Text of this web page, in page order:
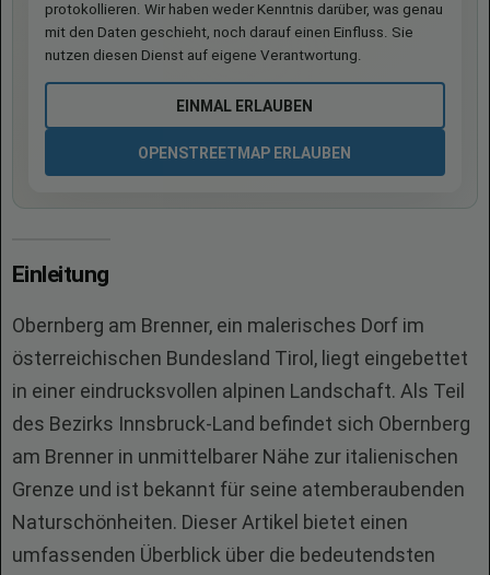
protokollieren. Wir haben weder Kenntnis darüber, was genau
mit den Daten geschieht, noch darauf einen Einfluss. Sie
nutzen diesen Dienst auf eigene Verantwortung.
EINMAL ERLAUBEN
OPENSTREETMAP ERLAUBEN
Einleitung
Obernberg am Brenner, ein malerisches Dorf im
österreichischen Bundesland Tirol, liegt eingebettet
in einer eindrucksvollen alpinen Landschaft. Als Teil
des Bezirks Innsbruck-Land befindet sich Obernberg
am Brenner in unmittelbarer Nähe zur italienischen
Grenze und ist bekannt für seine atemberaubenden
Naturschönheiten. Dieser Artikel bietet einen
umfassenden Überblick über die bedeutendsten